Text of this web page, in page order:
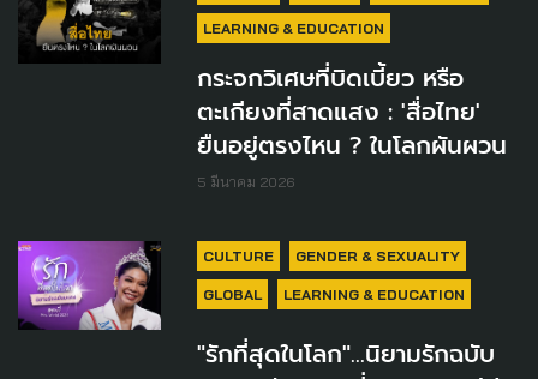
LEARNING & EDUCATION
กระจกวิเศษที่บิดเบี้ยว หรือ
ตะเกียงที่สาดแสง : 'สื่อไทย'
ยืนอยู่ตรงไหน ? ในโลกผันผวน
5 มีนาคม 2026
CULTURE GENDER & SEXUALITY
GLOBAL LEARNING & EDUCATION
"รักที่สุดในโลก"…นิยามรักฉบับ